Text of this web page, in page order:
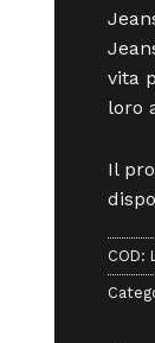
vita
loro
Il
COD: